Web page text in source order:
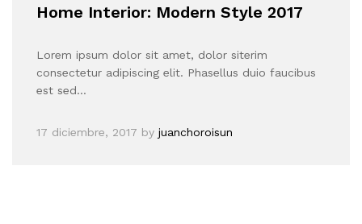
Home Interior: Modern Style 2017
Lorem ipsum dolor sit amet, dolor siterim
consectetur adipiscing elit. Phasellus duio faucibus
est sed…
17 diciembre, 2017 by juanchoroisun